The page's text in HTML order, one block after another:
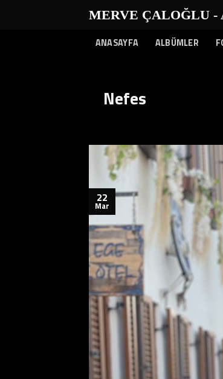
MERVE ÇALOĞLU -
ANASAYFA ALBÜMLER
Nefes
22
Mar